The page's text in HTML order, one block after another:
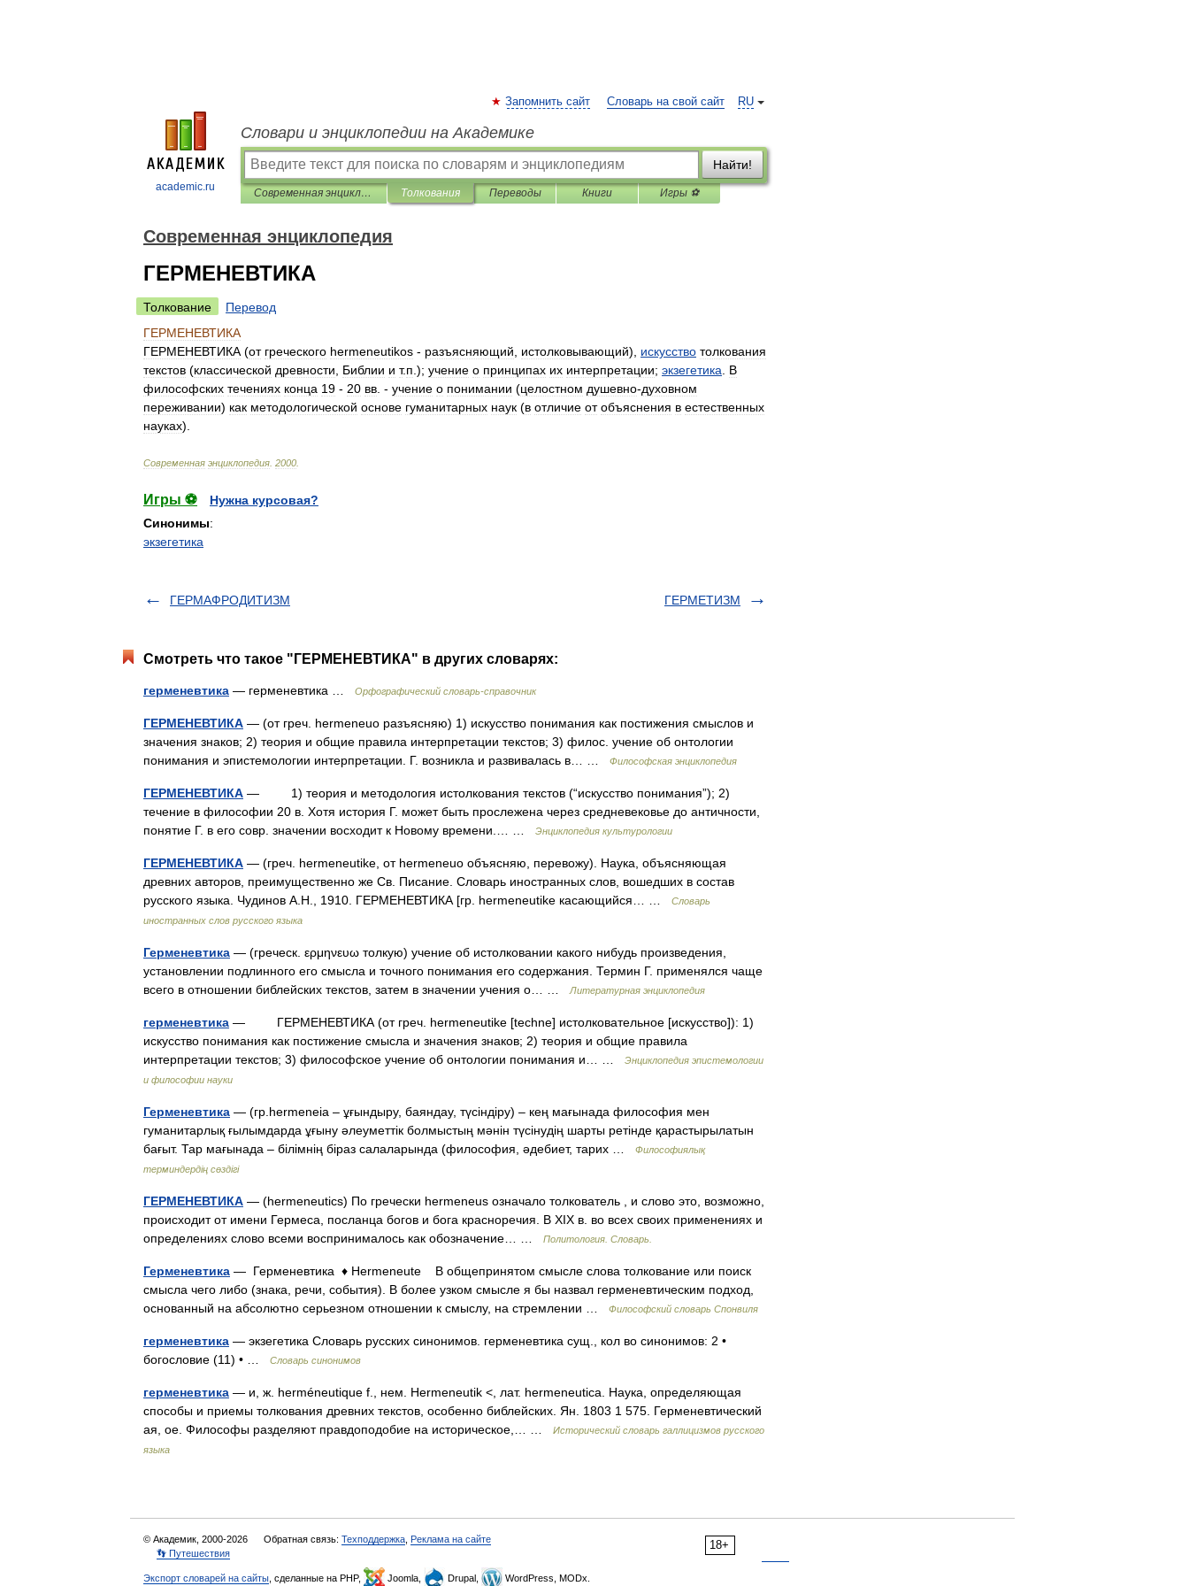
academic.ru
RU
Запомнить сайт Словарь на свой сайт
Словари и энциклопедии на Академике
Найти!
Современная энциклопедия Толкования Переводы Книги Игры ⚽
Современная энциклопедия
ГЕРМЕНЕВТИКА
Толкование
Перевод
ГЕРМЕНЕВТИКА
ГЕРМЕНЕВТИКА (от греческого hermeneutikos - разъясняющий истолковывающий), искусство толкования
текстов (классической древности Библии и т.п .); учение о принципах их интерпретации; экзегетика
В
философских течениях конца 19 - 20 вв . - учение о понимании (целостном душевно-духовном
переживании) как методологической основе гуманитарных наук (в отличие от объяснения в естественных
науках).
Современная энциклопедия 2000
Игры ⚽
Нужна курсовая?
Синонимы:
экзегетика
ГЕРМАФРОДИТИЗМ ГЕРМЕТИЗМ
Смотреть что такое "ГЕРМЕНЕВТИКА" в других словарях:
герменевтика — герменевтика … Орфографический словарь-справочник
ГЕРМЕНЕВТИКА — (от греч. hermeneuo разъясняю) 1) искусство понимания как постижения смыслов и
значения знаков; 2) теория и общие правила интерпретации текстов; 3) филос. учение об онтологии
понимания и эпистемологии интерпретации. Г. возникла и развивалась в… …
Философская энциклопедия
ГЕРМЕНЕВТИКА — 1) теория и методология истолкования текстов (“искусство понимания”); 2)
течение в философии 20 в. Хотя история Г. может быть прослежена через средневековье до античности,
понятие Г. в его совр. значении восходит к Новому времени.… …
Энциклопедия культурологии
ГЕРМЕНЕВТИКА — (греч. hermeneutike, от hermeneuo объясняю, перевожу). Наука, объясняющая
древних авторов, преимущественно же Св. Писание. Словарь иностранных слов, вошедших в состав
русского языка. Чудинов А.Н., 1910. ГЕРМЕНЕВТИКА [гр. hermeneutike касающийся… …
Словарь
иностранных слов русского языка
Герменевтика — (греческ. ερμηνευω толкую) учение об истолковании какого нибудь произведения,
установлении подлинного его смысла и точного понимания его содержания. Термин Г. применялся чаще
всего в отношении библейских текстов, затем в значении учения о… …
Литературная энциклопедия
герменевтика — ГЕРМЕНЕВТИКА (от греч. hermeneutike [techne] истолковательное [искусство]): 1)
искусство понимания как постижение смысла и значения знаков; 2) теория и общие правила
интерпретации текстов; 3) философское учение об онтологии понимания и… …
Энциклопедия эпистемологии
и философии науки
Герменевтика — (гр.hermeneia – ұғындыру, баяндау, түсіндіру) – кең мағынада философия мен
гуманитарлық ғылымдарда ұғыну әлеуметтік болмыстың мәнін түсінудің шарты ретінде қарастырылатын
бағыт. Тар мағынада – білімнің біраз салаларында (философия, әдебиет, тарих …
Философиялық
терминдердің сөздігі
ГЕРМЕНЕВТИКА — (hermeneutics) По гречески hermeneus означало толкователь , и слово это, возможно,
происходит от имени Гермеса, посланца богов и бога красноречия. В XIX в. во всех своих применениях и
определениях слово всеми воспринималось как обозначение… …
Политология. Словарь.
Герменевтика — Герменевтика ♦ Hermeneute В общепринятом смысле слова толкование или поиск
смысла чего либо (знака, речи, события). В более узком смысле я бы назвал герменевтическим подход,
основанный на абсолютно серьезном отношении к смыслу, на стремлении …
Философский словарь Спонвиля
герменевтика — экзегетика Словарь русских синонимов. герменевтика сущ., кол во синонимов: 2 •
богословие (11) • …
Словарь синонимов
герменевтика — и, ж. herméneutique f., нем. Hermeneutik <, лат. hermeneutica. Наука, определяющая
способы и приемы толкования древних текстов, особенно библейских. Ян. 1803 1 575. Герменевтический
ая, ое. Философы разделяют правдоподобие на историческое,… …
Исторический словарь галлицизмов русского
языка
18+
© Академик, 2000-2026 Обратная связь: Техподдержка Реклама на сайте
👣 Путешествия
Экспорт словарей на сайты , сделанные на PHP, Joomla, Drupal, WordPress, MODx.